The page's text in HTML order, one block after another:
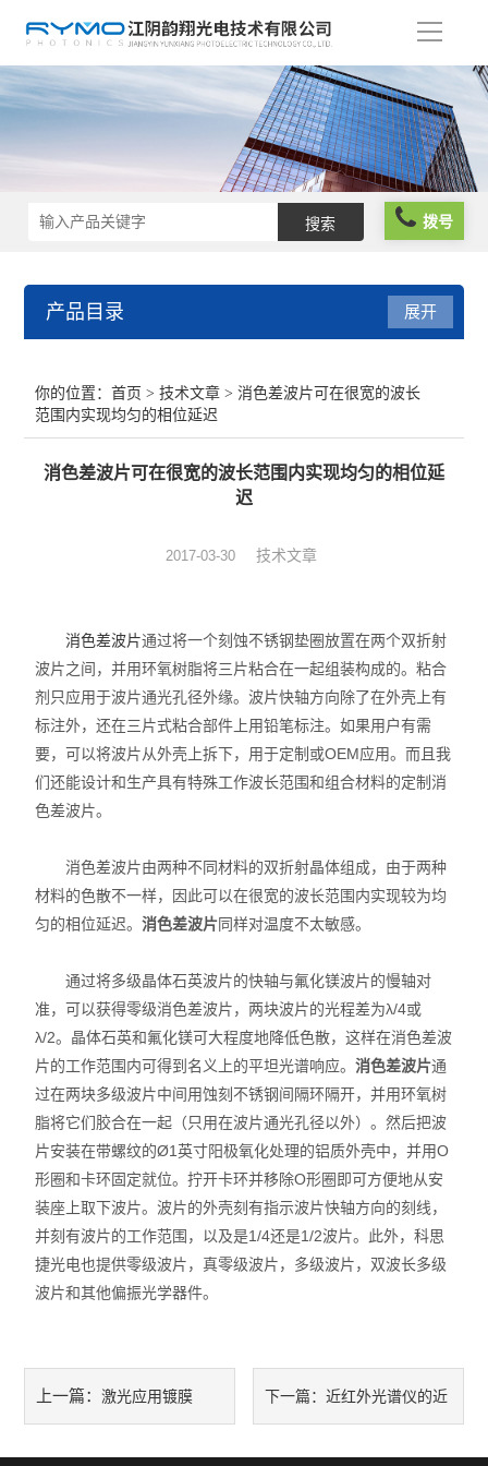
导
拨号
产品目录
光谱仪器
光学元件
光学成像
展开
你的位置：首页 >技术文章 > 消色差波片可在很宽的波长
范围内实现均匀的相位延迟
消色差波片可在很宽的波长范围内实现均匀的相位延
迟
2017-03-30 技术文章
消色差波片通过将一个刻蚀不锈钢垫圈放置在两个双折射
波片之间，并用环氧树脂将三片粘合在一起组装构成的。粘合
剂只应用于波片通光孔径外缘。波片快轴方向除了在外壳上有
标注外，还在三片式粘合部件上用铅笔标注。如果用户有需
要，可以将波片从外壳上拆下，用于定制或OEM应用。而且我
们还能设计和生产具有特殊工作波长范围和组合材料的定制消
色差波片。
消色差波片由两种不同材料的双折射晶体组成，由于两种
材料的色散不一样，因此可以在很宽的波长范围内实现较为均
匀的相位延迟。消色差波片同样对温度不太敏感。
通过将多级晶体石英波片的快轴与氟化镁波片的慢轴对
准，可以获得零级消色差波片，两块波片的光程差为λ/4或
λ/2。晶体石英和氟化镁可大程度地降低色散，这样在消色差波
片的工作范围内可得到名义上的平坦光谱响应。消色差波片通
过在两块多级波片中间用蚀刻不锈钢间隔环隔开，并用环氧树
脂将它们胶合在一起（只用在波片通光孔径以外）。然后把波
片安装在带螺纹的Ø1英寸阳极氧化处理的铝质外壳中，并用O
形圈和卡环固定就位。拧开卡环并移除O形圈即可方便地从安
装座上取下波片。波片的外壳刻有指示波片快轴方向的刻线，
并刻有波片的工作范围，以及是1/4还是1/2波片。此外，科思
捷光电也提供零级波片，真零级波片，多级波片，双波长多级
波片和其他偏振光学器件。
上一篇：激光应用镀膜 下一篇： 近红外光谱仪的近